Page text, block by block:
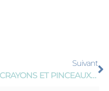
Suivant
CRAYONS ET PINCEAUX AU LOUVRE-LENS, LE RETOUR !